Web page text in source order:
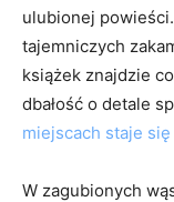
ulubionej
tajemniczych‌
książek znajdzie
dbałość o detale
miejscach staje
W zagubionych